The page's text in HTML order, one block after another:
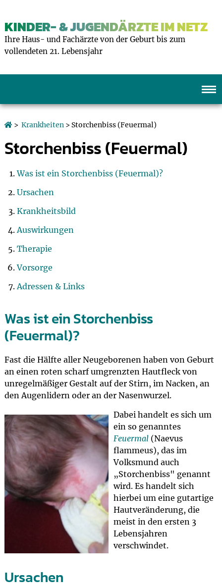
KINDER- & JUGENDÄRZTE IM NETZ
Ihre Haus- und Fachärzte von der Geburt bis zum
vollendeten 21. Lebensjahr
> Krankheiten> Storchenbiss (Feuermal)
Storchenbiss (Feuermal)
Was ist ein Storchenbiss (Feuermal)?
Ursachen
Krankheitsbild
Auswirkungen
Therapie
Vorsorge
Adressen & Links
Was ist ein Storchenbiss
(Feuermal)?
Fast die Hälfte aller Neugeborenen haben von Geburt
an einen roten scharf umgrenzten Hautfleck von
unregelmäßiger Gestalt auf der Stirn, im Nacken, an
den Augenlidern oder an der Nasenwurzel.
Dabei handelt es sich um
ein so genanntes
Feuermal(Naevus
flammeus), das im
Volksmund auch
„Storchenbiss" genannt
wird. Es handelt sich
hierbei um eine gutartige
Hautveränderung, die
meist in den ersten 3
Lebensjahren
verschwindet.
Ursachen